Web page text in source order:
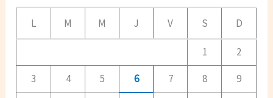
L M M J V S D
1
2
3
4 5 6 7 8 9